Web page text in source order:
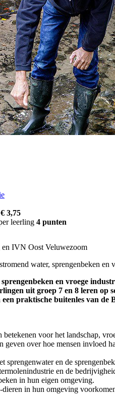
€ 3,75
leerling 4 punten
IVN Oost Veluwezoom
water, sprengenbeken en
en vroege
uit groep 7 en 8 leren op
praktische buitenles van de
betekenen voor het landschap,
geven over hoe mensen invloed
sprengenwater en de
en de
in hun eigen omgeving.
in hun omgeving